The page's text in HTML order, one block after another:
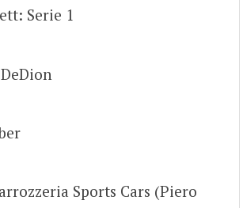
Serie 1
Sports Cars (Piero